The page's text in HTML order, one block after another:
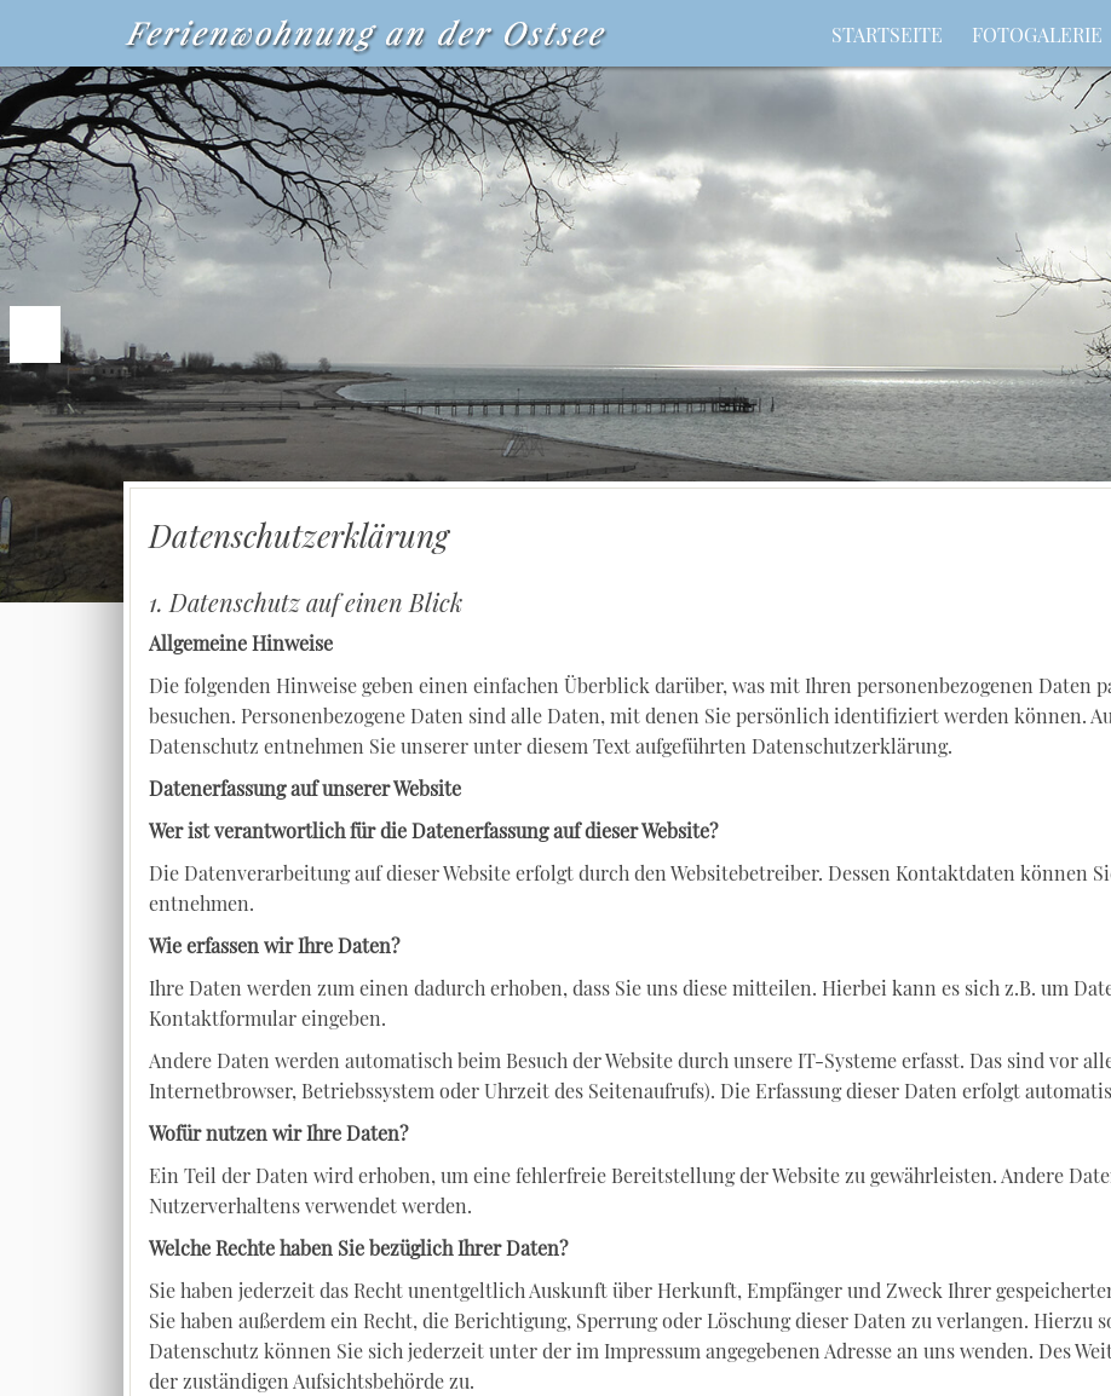
STARTSEITE FOTOGALERIE
Datenschutzerklärung
1. Datenschutz auf einen Blick
Allgemeine Hinweise
Die folgenden Hinweise geben einen einfachen Überblick darüber, was mit Ihren personenbezogenen Daten
besuchen. Personenbezogene Daten sind alle Daten, mit denen Sie persönlich identifiziert werden können.
Datenschutz entnehmen Sie unserer unter diesem Text aufgeführten Datenschutzerklärung.
Datenerfassung auf unserer Website
Wer ist verantwortlich für die Datenerfassung auf dieser Website?
Die Datenverarbeitung auf dieser Website erfolgt durch den Websitebetreiber. Dessen Kontaktdaten können
entnehmen.
Wie erfassen wir Ihre Daten?
Ihre Daten werden zum einen dadurch erhoben, dass Sie uns diese mitteilen. Hierbei kann es sich z.B. um
Kontaktformular eingeben.
Andere Daten werden automatisch beim Besuch der Website durch unsere IT-Systeme erfasst. Das sind vor
Internetbrowser, Betriebssystem oder Uhrzeit des Seitenaufrufs). Die Erfassung dieser Daten erfolgt
Wofür nutzen wir Ihre Daten?
Ein Teil der Daten wird erhoben, um eine fehlerfreie Bereitstellung der Website zu gewährleisten. Andere
Nutzerverhaltens verwendet werden.
Welche Rechte haben Sie bezüglich Ihrer Daten?
Sie haben jederzeit das Recht unentgeltlich Auskunft über Herkunft, Empfänger und Zweck Ihrer
Sie haben außerdem ein Recht, die Berichtigung, Sperrung oder Löschung dieser Daten zu verlangen. Hierzu
Datenschutz können Sie sich jederzeit unter der im Impressum angegebenen Adresse an uns wenden. Des
der zuständigen Aufsichtsbehörde zu.